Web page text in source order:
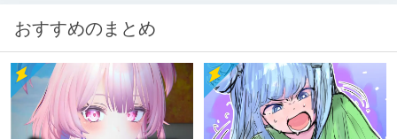
おすすめのまとめ